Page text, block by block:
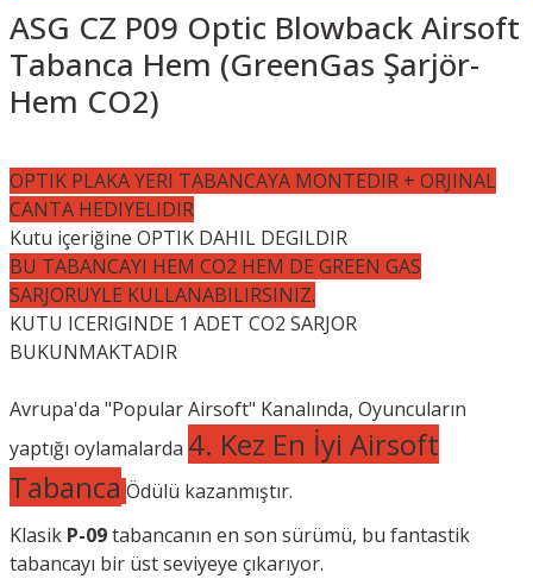
ASG CZ P09 Optic Blowback Airsoft
Tabanca Hem (GreenGas Şarjör-
Hem CO2)
OPTIK PLAKA YERI TABANCAYA MONTEDIR + ORJINAL
CANTA HEDIYELIDIR
Kutu içeriğine OPTIK DAHIL DEGILDIR
BU TABANCAYI HEM CO2 HEM DE GREEN GAS
SARJORUYLE KULLANABILIRSINIZ.
KUTU ICERIGINDE 1 ADET CO2 SARJOR
BUKUNMAKTADIR
Avrupa'da "Popular Airsoft" Kanalında, Oyuncuların
yaptığı oylamalarda 4. Kez En İyi Airsoft
Tabanca Ödülü kazanmıştır.
Klasik P-09tabancanın en son sürümü, bu fantastik
tabancayı bir üst seviyeye çıkarıyor.